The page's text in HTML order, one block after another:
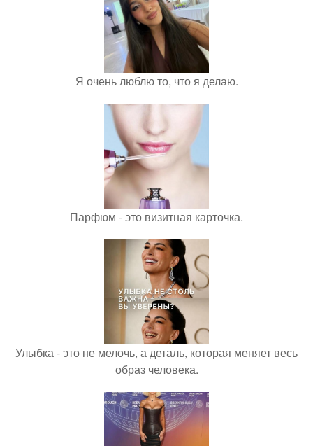
Я очень люблю то, что я делаю.
Парфюм - это визитная карточка.
Улыбка - это не мелочь, а деталь, которая меняет весь
образ человека.